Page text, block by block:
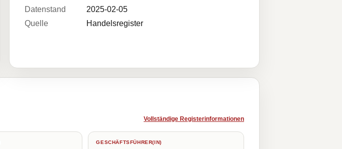
Datenstand
2025-02-05
Quelle
Handelsregister
Vollständige Registerinformationen
GESCHÄFTSFÜHRER(IN)